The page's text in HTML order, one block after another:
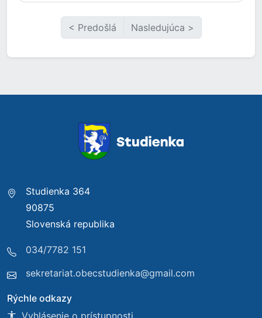
< Predošlá Nasledujúca >
Studienka 364
90875
Slovenská republika
034/7782 151
sekretariat.obecstudienka@gmail.com
Rýchle odkazy
Vyhlásenie o prístupnosti